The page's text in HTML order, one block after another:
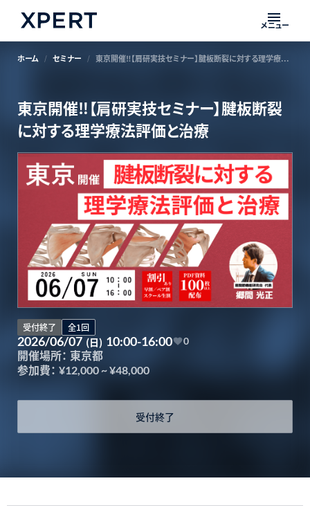
メニュー
ホーム セミナー 東京開催‼【肩研実技セミナー】腱板断裂に対する理学療法評価と治療
東京開催‼【肩研実技セミナー】腱板断裂
に対する理学療法評価と治療
受付終了 全1回
2026/06/07 (日) 10:00-16:00 0
開催場所： 東京都
参加費： ¥12,000 ~¥48,000
受付終了